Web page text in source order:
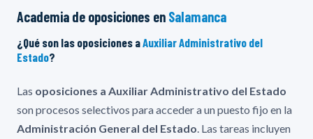
Academia de oposiciones en Salamanca
¿Qué son las oposiciones aAuxiliar Administrativo del
Estado?
Las oposiciones a Auxiliar Administrativo del Estado
son procesos selectivos para acceder a un puesto fijo en la
Administración General del Estado . Las tareas incluyen